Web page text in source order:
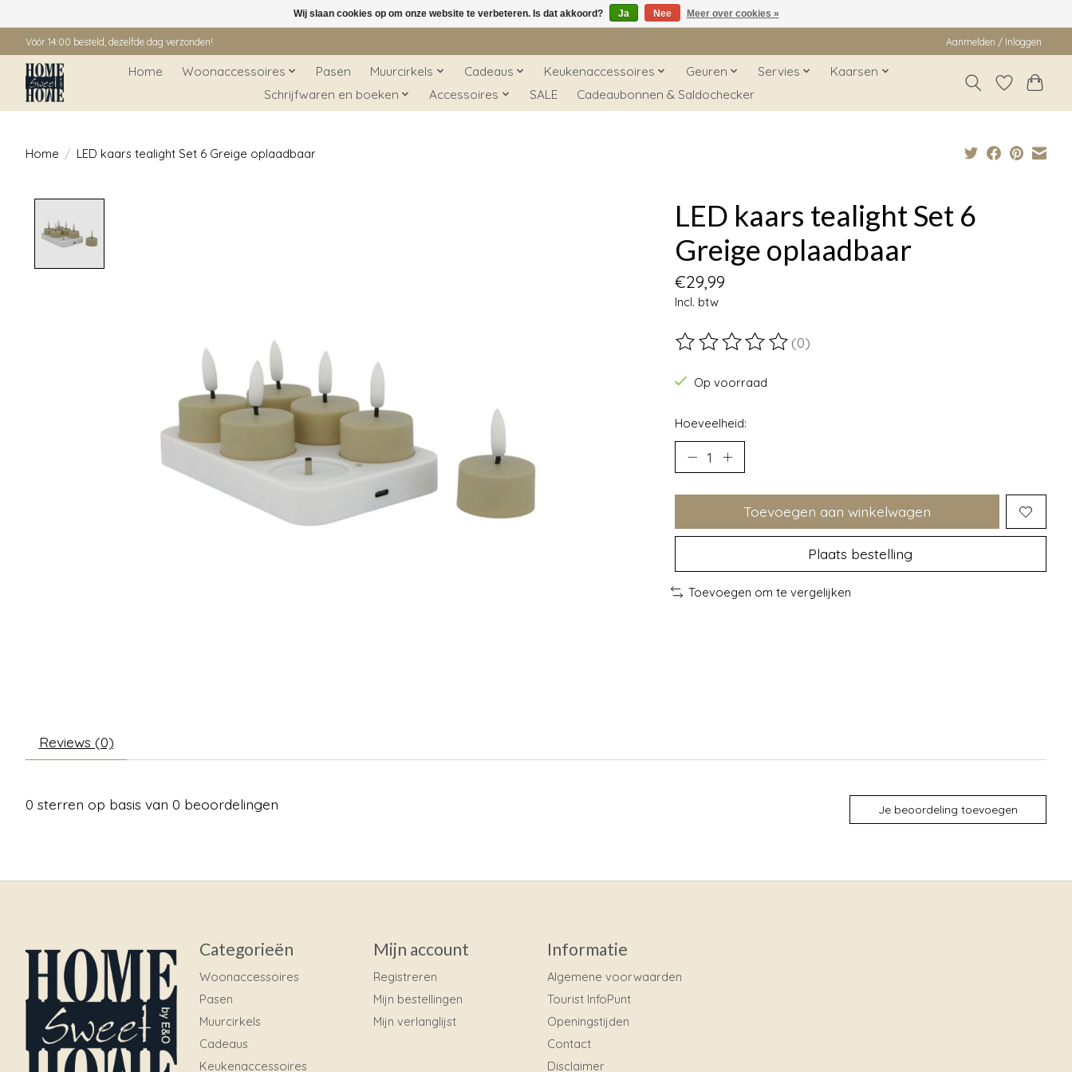
Vóór 14:00 besteld, dezelfde dag verzonden! Aanmelden / Inloggen
Home Woonaccessoires Pasen Muurcirkels Cadeaus Keukenaccessoires Geuren Servies
Kaarsen
Schrijfwaren en boeken
Accessoires SALE Cadeaubonnen & Saldochecker
Home / LED kaars tealight Set 6 Greige oplaadbaar
LED kaars tealight Set 6
Greige oplaadbaar
€29,99
Incl. btw
De beoordeling van dit product is
(0)
Op voorraad
Hoeveelheid:
Toevoegen aan winkelwagen
Plaats bestelling
Toevoegen om te vergelijken
Reviews (0)
0 sterren op basis van 0 beoordelingen Je beoordeling toevoegen
Categorieën
Woonaccessoires
Pasen
Muurcirkels
Cadeaus
Keukenaccessoires
Mijn account
Registreren
Mijn bestellingen
Mijn verlanglijst
Informatie
Algemene voorwaarden
Tourist InfoPunt
Openingstijden
Contact
Disclaimer
Wij slaan cookies op om onze website te verbeteren. Is dat akkoord? Ja Nee Meer over cookies »